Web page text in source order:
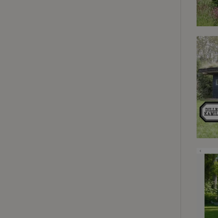
Strikt
accountbeheer.
_tt_enable_cookie
_pinterest_ct_ua